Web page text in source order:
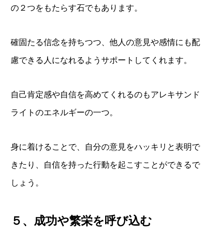
の２つをもたらす石でもあります。
確固たる信念を持ちつつ、他人の意見や感情にも配
慮できる人になれるようサポートしてくれます。
自己肯定感や自信を高めてくれるのもアレキサンド
ライトのエネルギーの一つ。
身に着けることで、自分の意見をハッキリと表明で
きたり、自信を持った行動を起こすことができるで
しょう。
５、成功や繁栄を呼び込む